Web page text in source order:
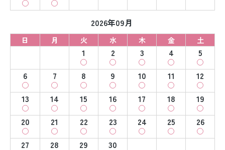
2026年09月
日 月 火 水 木 金 土
1 2 3 4
5
6
7 8 9 10 11
12
13
14 15 16 17 18
19
20
21 22 23 24 25
26
27
28 29 30